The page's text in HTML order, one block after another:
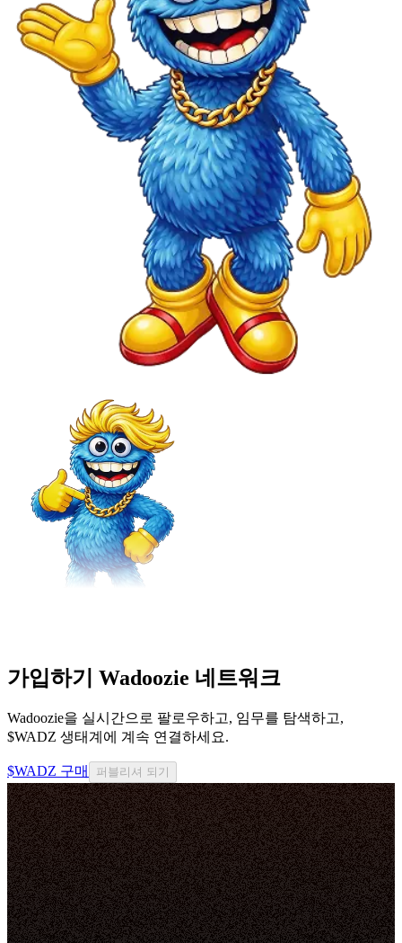
가입하기 Wadoozie 네트워크
Wadoozie을 실시간으로 팔로우하고, 임무를 탐색하고,
$WADZ 생태계에 계속 연결하세요.
$WADZ 구매 퍼블리셔 되기